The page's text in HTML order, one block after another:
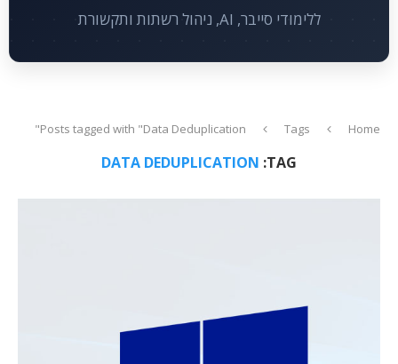
ללימודי סייבר, AI, ניהול רשתות ותקשורת
Home
Tags
Posts tagged with "Data Deduplication"
TAG:
DATA DEDUPLICATION